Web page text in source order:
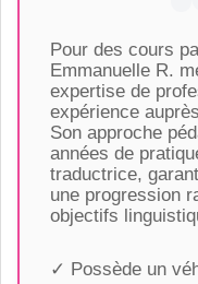
Pour des cours
Emmanuelle R.
expertise de
expérience
Son approche
années de
traductrice,
une progression
objectifs
✓ Possède un